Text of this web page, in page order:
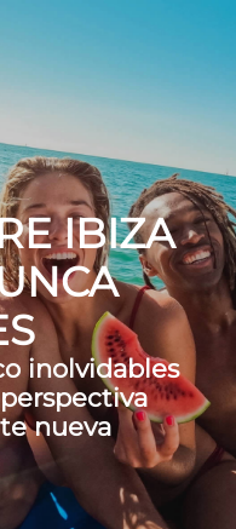
IBIZA
inolvidables
nueva